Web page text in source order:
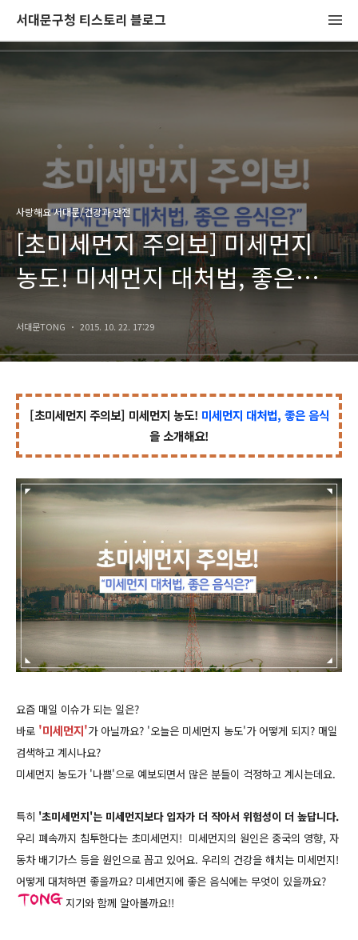
서대문구청 티스토리 블로그
사랑해요 서대문/건강과 안전
[초미세먼지 주의보] 미세먼지
농도! 미세먼지 대처법, 좋은
음식을 소개해요!
서대문TONG 2015. 10. 22. 17:29
[초미세먼지 주의보] 미세먼지 농도! 미세먼지 대처법, 좋은 음식
을 소개해요!
요즘 매일 이슈가 되는 일은?
바로 '미세먼지'가 아닐까요? '오늘은 미세먼지 농도'가 어떻게 되지? 매일
검색하고 계시나요?
미세먼지 농도가 '나쁨'으로 예보되면서 많은 분들이 걱정하고 계시는데요.
특히 '초미세먼지'는 미세먼지보다 입자가 더 작아서 위험성이 더 높답니다.
우리 폐속까지 침투한다는 초미세먼지! 미세먼지의 원인은 중국의 영향, 자
동차 배기가스 등을 원인으로 꼽고 있어요. 우리의 건강을 해치는 미세먼지!
어떻게 대처하면 좋을까요? 미세먼지에 좋은 음식에는 무엇이 있을까요?
지기와 함께 알아볼까요!!